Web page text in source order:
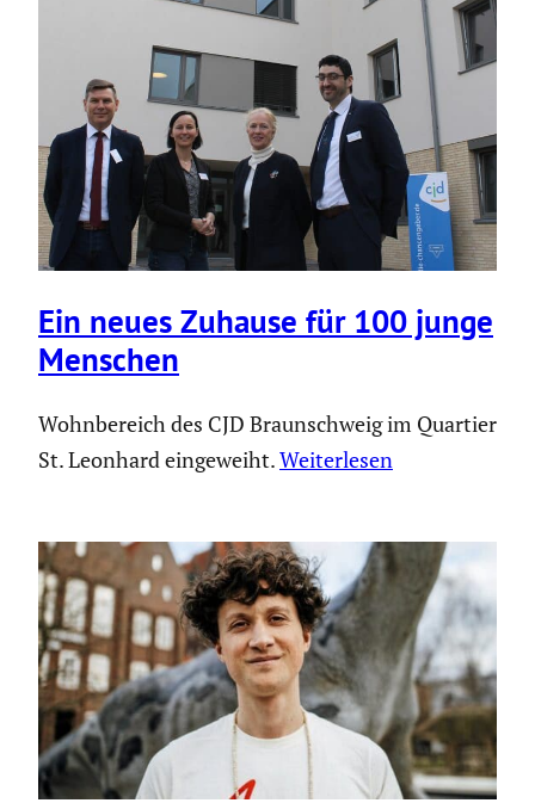
Ein neues Zuhause für 100 junge
Menschen
Wohnbereich des CJD Braunschweig im Quartier
St. Leonhard eingeweiht.Weiterlesen